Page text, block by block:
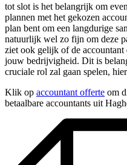
tot slot is het belangrijk om
plannen met het gekozen
plan bent om een langdurige
natuurlijk wel zo fijn om deze
ziet ook gelijk of de accountant
jouw bedrijvigheid. Dit is
cruciale rol zal gaan spelen,
Klik op accountant offerte om
betaalbare accountants uit